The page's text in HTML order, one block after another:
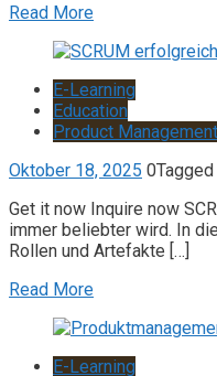
Read More
E-Learning
Education
Product Management
Oktober 18, 2025 0Tagged
Get it now Inquire now
immer beliebter wird. In
Rollen und Artefakte […]
Read More
E-Learning